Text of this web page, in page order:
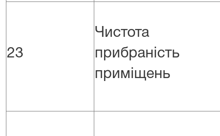
23
Чистота
прибраність
приміщень